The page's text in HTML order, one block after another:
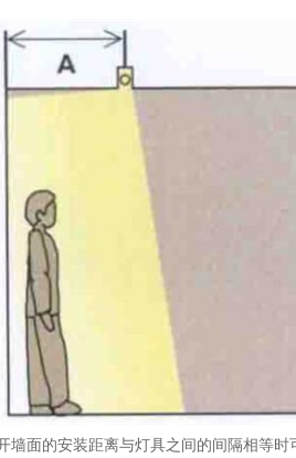
墙面的安装距离与灯具之间的间隔相等时